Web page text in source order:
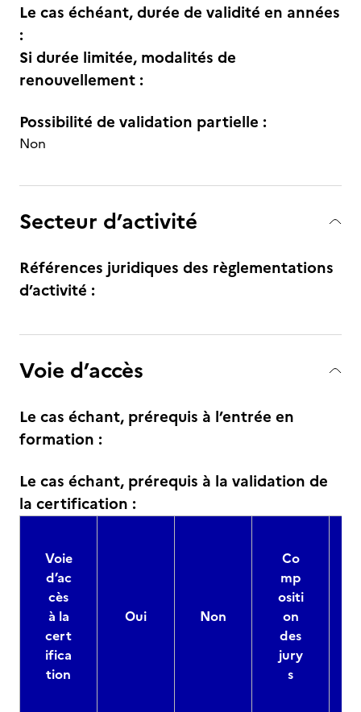
Le cas échéant, durée de validité en années
:
Si durée limitée, modalités de
renouvellement :
Possibilité de validation partielle :
Non
Secteur d’activité
Références juridiques des règlementations
d’activité :
Voie d’accès
Le cas échant, prérequis à l’entrée en
formation :
Le cas échant, prérequis à la validation de
la certification :
Voie
d’ac
cès
à la
cert
ifica
tion
Oui Non
Co
mp
ositi
on
des
jury
s